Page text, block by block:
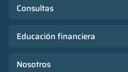
Consultas
Educación financiera
Nosotros